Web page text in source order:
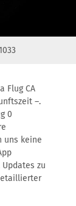
Flug CA
–.
0
uns keine
zu